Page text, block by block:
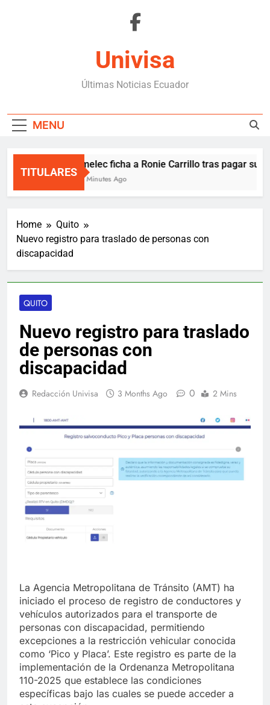
Univisa
Últimas Noticias Ecuador
MENU
TITULARES
Emelec ficha a Ronie Carrillo tras pagar su
14 Minutes Ago
Home
Quito
Nuevo registro para traslado de personas con
discapacidad
QUITO
Nuevo registro para traslado
de personas con
discapacidad
Redacción Univisa 3 Months Ago 0 2 Mins
La Agencia Metropolitana de Tránsito (AMT) ha
iniciado el proceso de registro de conductores y
vehículos autorizados para el transporte de
personas con discapacidad, permitiendo
excepciones a la restricción vehicular conocida
como ‘Pico y Placa’. Este registro es parte de la
implementación de la Ordenanza Metropolitana
110-2025 que establece las condiciones
específicas bajo las cuales se puede acceder a